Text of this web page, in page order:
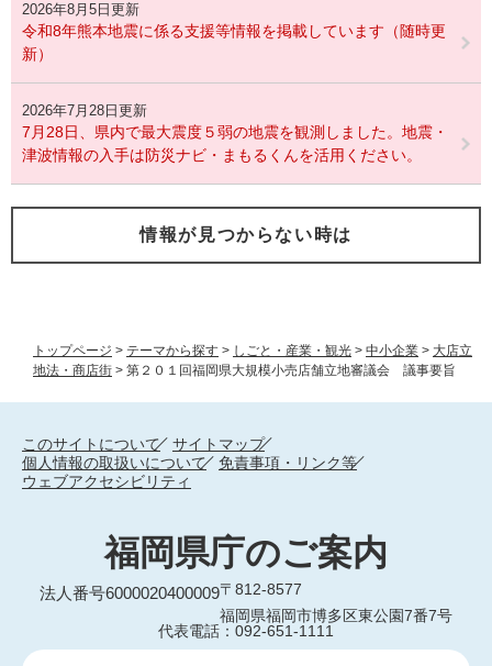
トップページ > テーマから探す > しごと・産業・観光 > 中小企業 > 大店立
地法・商店街 > 第２０１回福岡県大規模小売店舗立地審議会 議事要旨
2026年8月5日更新
令和8年熊本地震に係る支援等情報を掲載しています（随時更
新）
2026年7月28日更新
7月28日、県内で最大震度５弱の地震を観測しました。地震・
津波情報の入手は防災ナビ・まもるくんを活用ください。
情報が見つからない時は
このサイトについて
サイトマップ
個人情報の取扱いについて
免責事項・リンク等
ウェブアクセシビリティ
福岡県庁のご案内
法人番号6000020400009〒812-8577
福岡県福岡市博多区東公園7番7号
代表電話：092-651-1111